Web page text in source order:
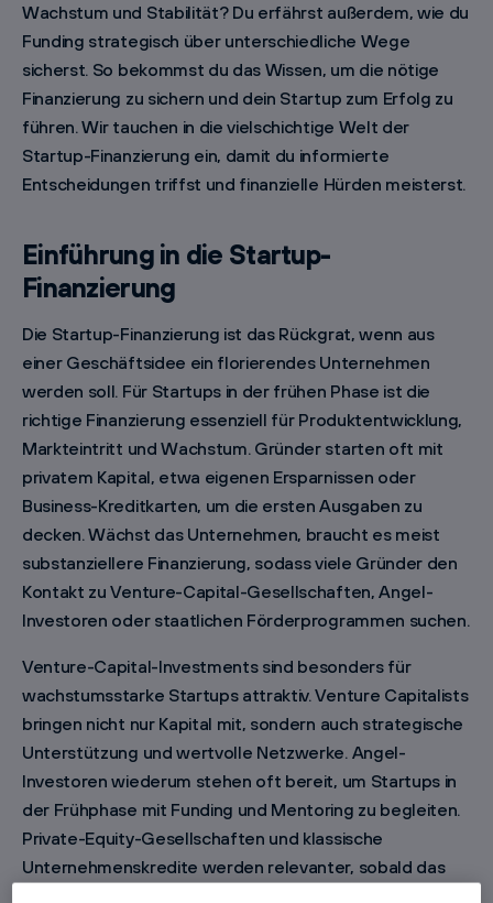
Wachstum und Stabilität? Du erfährst außerdem, wie du
Funding strategisch über unterschiedliche Wege
sicherst. So bekommst du das Wissen, um die nötige
Finanzierung zu sichern und dein Startup zum Erfolg zu
führen. Wir tauchen in die vielschichtige Welt der
Startup-Finanzierung ein, damit du informierte
Entscheidungen triffst und finanzielle Hürden meisterst.
Einführung in die Startup-
Finanzierung
Die Startup-Finanzierung ist das Rückgrat, wenn aus
einer Geschäftsidee ein florierendes Unternehmen
werden soll. Für Startups in der frühen Phase ist die
richtige Finanzierung essenziell für Produktentwicklung,
Markteintritt und Wachstum. Gründer starten oft mit
privatem Kapital, etwa eigenen Ersparnissen oder
Business-Kreditkarten, um die ersten Ausgaben zu
decken. Wächst das Unternehmen, braucht es meist
substanziellere Finanzierung, sodass viele Gründer den
Kontakt zu Venture-Capital-Gesellschaften, Angel-
Investoren oder staatlichen Förderprogrammen suchen.
Venture-Capital-Investments sind besonders für
wachstumsstarke Startups attraktiv. Venture Capitalists
bringen nicht nur Kapital mit, sondern auch strategische
Unterstützung und wertvolle Netzwerke. Angel-
Investoren wiederum stehen oft bereit, um Startups in
der Frühphase mit Funding und Mentoring zu begleiten.
Private-Equity-Gesellschaften und klassische
Unternehmenskredite werden relevanter, sobald das